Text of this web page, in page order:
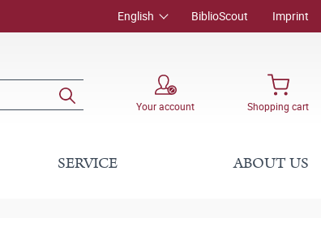
English BiblioScout Imprint
Your account Shopping cart
SERVICE ABOUT US